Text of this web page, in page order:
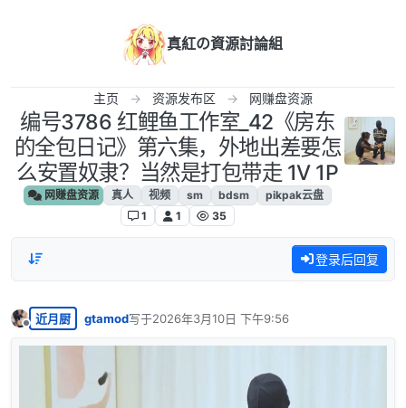
真紅の資源討論組
主页 资源发布区 网赚盘资源
编号3786 红鲤鱼工作室_42《房东
的全包日记》第六集，外地出差要怎
么安置奴隶？当然是打包带走 1V 1P
网赚盘资源 真人 视频 sm bdsm
pikpak云盘
1
1 35
登录后回复
离线
近月厨 gtamod写于2026年3月10日 下午9:56
最后由 编辑